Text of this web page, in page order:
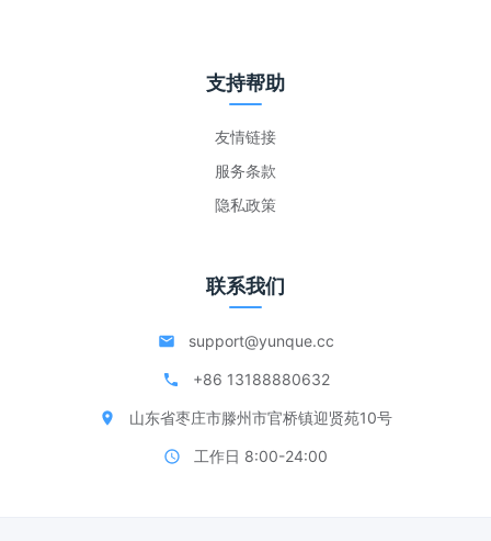
支持帮助
友情链接
服务条款
隐私政策
联系我们
support@yunque.cc
+86 13188880632
山东省枣庄市滕州市官桥镇迎贤苑10号
工作日 8:00-24:00